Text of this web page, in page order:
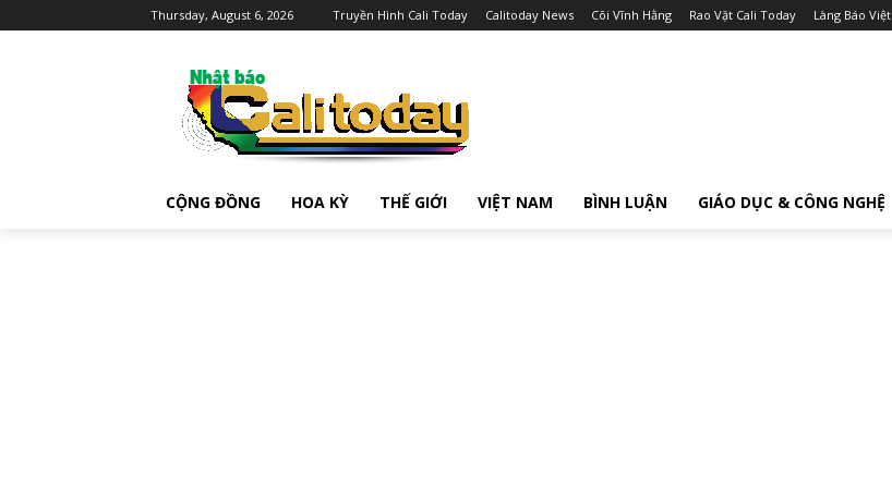
Thursday, August 6, 2026 Truyền Hình Cali Today Calitoday News Cõi Vĩnh Hằng Rao Vặt Cali Today Làng Báo Việt
CỘNG ĐỒNG HOA KỲ THẾ GIỚI VIỆT NAM BÌNH LUẬN GIÁO DỤC & CÔNG NGHỆ